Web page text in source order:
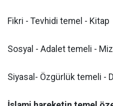
Fikri - Tevhidi temel - Kitap
Sosyal - Adalet temeli -
Siyasal- Özgürlük temeli -